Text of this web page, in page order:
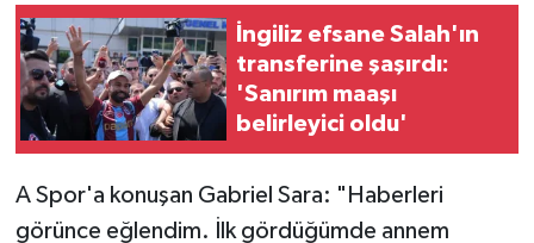
İngiliz efsane Salah'ın
transferine şaşırdı:
'Sanırım maaşı
belirleyici oldu'
A Spor'a konuşan Gabriel Sara: "Haberleri
görünce eğlendim. İlk gördüğümde annem
2024 Seçim Sonuçları